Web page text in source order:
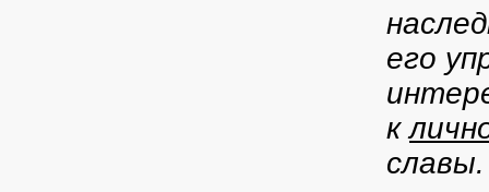
его
к
славы.